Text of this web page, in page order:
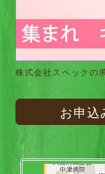
株式会社スペックの
お申込